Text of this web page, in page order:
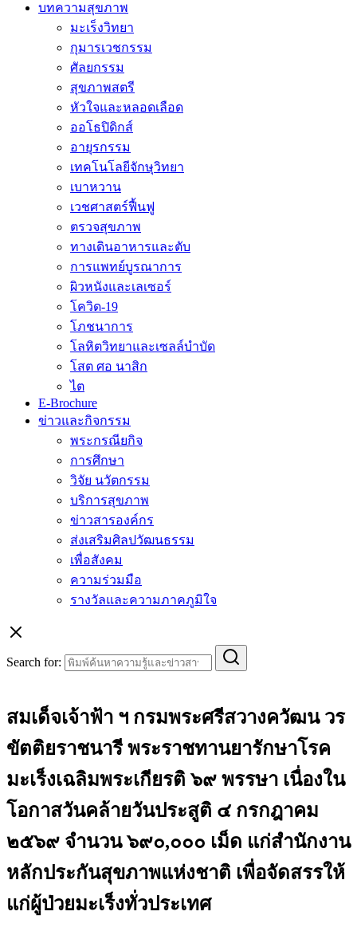
บทความสุขภาพ
มะเร็งวิทยา
กุมารเวชกรรม
ศัลยกรรม
สุขภาพสตรี
หัวใจและหลอดเลือด
ออโธปิดิกส์
อายุรกรรม
เทคโนโลยีจักษุวิทยา
เบาหวาน
เวชศาสตร์ฟื้นฟู
ตรวจสุขภาพ
ทางเดินอาหารและตับ
การแพทย์บูรณาการ
ผิวหนังและเลเซอร์
โควิด-19
โภชนาการ
โลหิตวิทยาและเซลล์บำบัด
โสต ศอ นาสิก
ไต
E-Brochure
ข่าวและกิจกรรม
พระกรณียกิจ
การศึกษา
วิจัย นวัตกรรม
บริการสุขภาพ
ข่าวสารองค์กร
ส่งเสริมศิลปวัฒนธรรม
เพื่อสังคม
ความร่วมมือ
รางวัลและความภาคภูมิใจ
Search for:
สมเด็จเจ้าฟ้า ฯ กรมพระศรีสวางควัฒน วร
ขัตติยราชนารี พระราชทานยารักษาโรค
มะเร็งเฉลิมพระเกียรติ ๖๙ พรรษา เนื่องใน
โอกาสวันคล้ายวันประสูติ ๔ กรกฎาคม
๒๕๖๙ จำนวน ๖๙๐,๐๐๐ เม็ด แก่สำนักงาน
หลักประกันสุขภาพแห่งชาติ เพื่อจัดสรรให้
แก่ผู้ป่วยมะเร็งทั่วประเทศ